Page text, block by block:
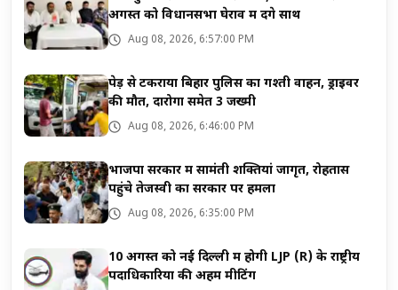
अगस्त को विधानसभा घेराव में देंगे साथ
Aug 08, 2026, 6:57:00 PM
पेड़ से टकराया बिहार पुलिस का गश्ती वाहन, ड्राइवर
की मौत, दारोगा समेत 3 जख्मी
Aug 08, 2026, 6:46:00 PM
भाजपा सरकार में सामंती शक्तियां जागृत, रोहतास
पहुंचे तेजस्वी का सरकार पर हमला
Aug 08, 2026, 6:35:00 PM
10 अगस्त को नई दिल्ली में होगी LJP (R) के राष्ट्रीय
पदाधिकारियों की अहम मीटिंग